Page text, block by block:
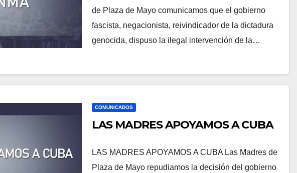
de Plaza de Mayo comunicamos que el gobierno
fascista, negacionista, reivindicador de la dictadura
genocida, dispuso la ilegal intervención de la…
COMUNICADOS
LAS MADRES APOYAMOS A CUBA
LAS MADRES APOYAMOS A CUBA Las Madres de
Plaza de Mayo repudiamos la decisión del gobierno